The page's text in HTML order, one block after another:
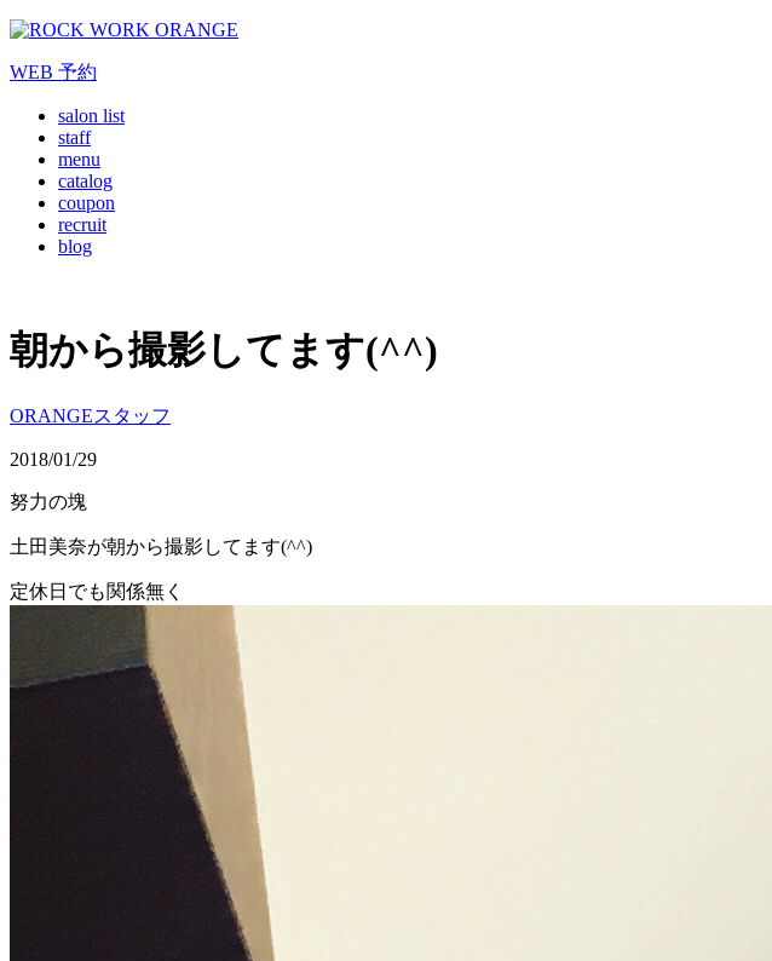
WEB 予約
salon list
staff
menu
catalog
coupon
recruit
blog
朝から撮影してます(^^)
ORANGEスタッフ
2018/01/29
努力の塊
土田美奈が朝から撮影してます(^^)
定休日でも関係無く